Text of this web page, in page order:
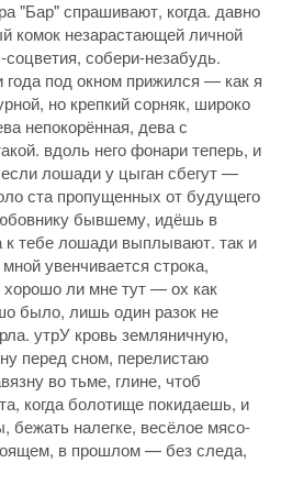
"Бар" спрашивают, когда. давно
комок незарастающей личной
собери-незабудь.
года под окном прижился — как я
но крепкий сорняк, широко
непокорённая, дева с
вдоль него фонари теперь, и
лошади у цыган сбегут —
ста пропущенных от будущего
бывшему, идёшь в
к тебе лошади выплывают. так и
увенчивается строка,
ли мне тут — ох как
было, лишь один разок не
утрУ кровь земляничную,
перед сном, перелистаю
во тьме, глине, чтоб
когда болотище покидаешь, и
бежать налегке, весёлое мясо-
в прошлом — без следа,